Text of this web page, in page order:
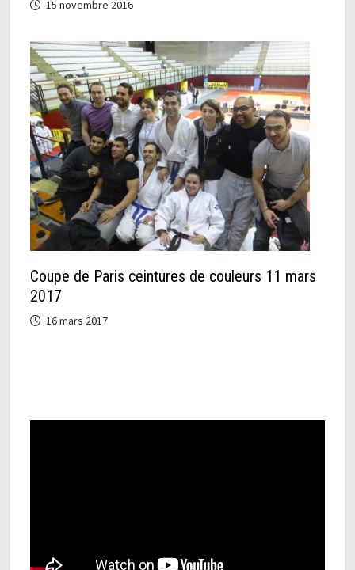
15 novembre 2016
Coupe de Paris ceintures de couleurs 11 mars
2017
16 mars 2017